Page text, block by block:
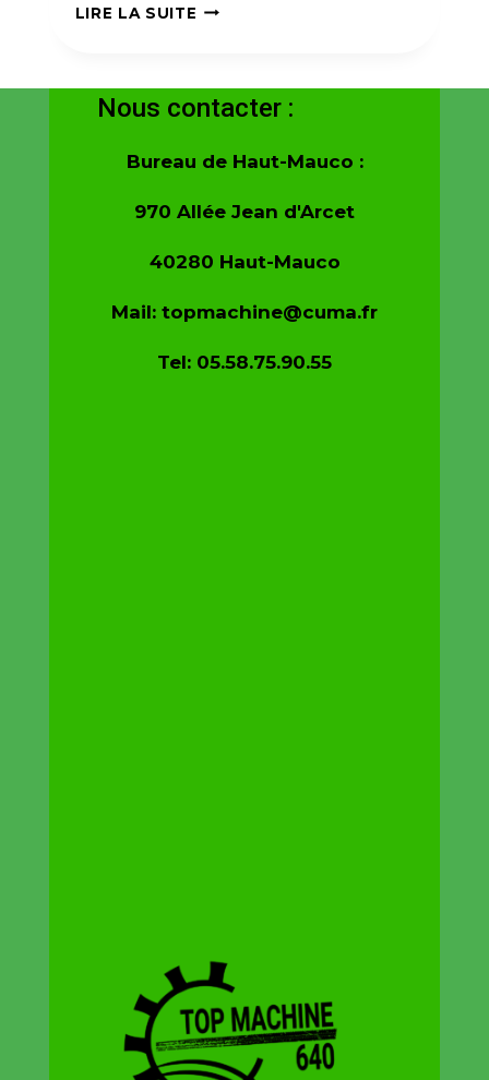
LIRE LA SUITE TOP
ENGINS
DE
UNE
RÉGLEMENTAIRE
Nous contacter :
Bureau de Haut-Mauco :
970 Allée Jean d'Arcet
40280 Haut-Mauco
Mail: topmachine@cuma.fr
Tel: 05.58.75.90.55